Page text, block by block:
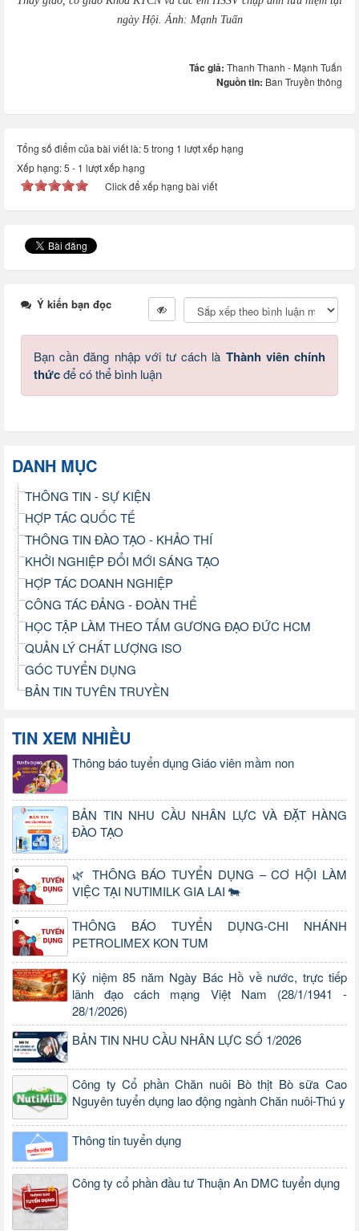
ngày Hội. Ảnh: Mạnh Tuấn
Tác giả: Thanh Thanh - Mạnh Tuấn
Nguồn tin: Ban Truyền thông
Tổng số điểm của bài viết là: 5 trong 1 lượt xếp hạng
Xếp hạng:5 - 1 lượt xếp hạng
Click để xếp hạng bài viết
Ý kiến bạn đọc
Bạn cần đăng nhập với tư cách là Thành viên chính
thứcđể có thể bình luận
DANH MỤC
THÔNG TIN - SỰ KIỆN
HỢP TÁC QUỐC TẾ
THÔNG TIN ĐÀO TẠO - KHẢO THÍ
KHỞI NGHIỆP ĐỔI MỚI SÁNG TẠO
HỢP TÁC DOANH NGHIỆP
CÔNG TÁC ĐẢNG - ĐOÀN THỂ
HỌC TẬP LÀM THEO TẤM GƯƠNG ĐẠO ĐỨC HCM
QUẢN LÝ CHẤT LƯỢNG ISO
GÓC TUYỂN DỤNG
BẢN TIN TUYÊN TRUYỀN
TIN XEM NHIỀU
Thông báo tuyển dụng Giáo viên mầm non
BẢN TIN NHU CẦU NHÂN LỰC VÀ ĐẶT HÀNG
ĐÀO TẠO
🌿 THÔNG BÁO TUYỂN DỤNG – CƠ HỘI LÀM
VIỆC TẠI NUTIMILK GIA LAI 🐄
THÔNG BÁO TUYỂN DỤNG-CHI NHÁNH
PETROLIMEX KON TUM
Kỷ niệm 85 năm Ngày Bác Hồ về nước, trực tiếp
lãnh đạo cách mạng Việt Nam (28/1/1941 -
28/1/2026)
BẢN TIN NHU CẦU NHÂN LỰC SỐ 1/2026
Công ty Cổ phần Chăn nuôi Bò thịt Bò sữa Cao
Nguyên tuyển dụng lao động ngành Chăn nuôi-Thú y
Thông tin tuyển dụng
Công ty cổ phần đầu tư Thuận An DMC tuyển dụng